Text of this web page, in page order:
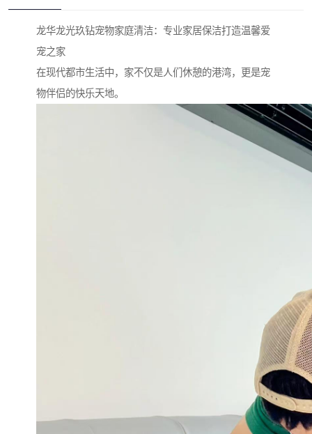
龙华龙光玖钻宠物家庭清洁：专业家居保洁打造温馨爱
宠之家
在现代都市生活中，家不仅是人们休憩的港湾，更是宠
物伴侣的快乐天地。